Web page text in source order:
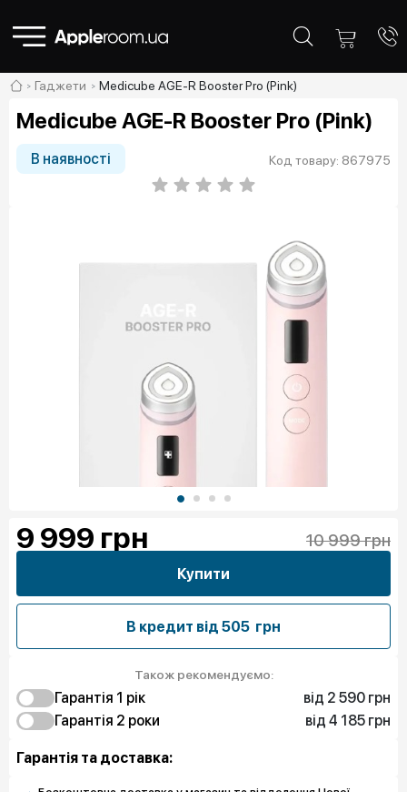
Гаджети Medicube AGE-R Booster Pro (Pink)
Medicube AGE-R Booster Pro (Pink)
В наявності Код товару: 867975
9 999 грн 10 999 грн
Купити
В кредит від 505 грн
Також рекомендуємо:
Гарантія 1 рiк
від 2 590 грн
Чистий спокій
2 590 грн
Гарантія 2 роки
від 4 185 грн
Гарантія та доставка: